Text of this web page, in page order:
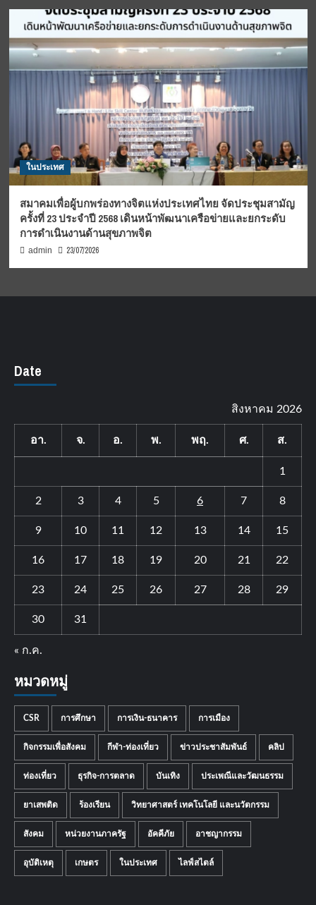
ในประเทศ
สมาคมเพื่อผู้บกพร่องทางจิตแห่งประเทศไทย จัดประชุมสามัญ
ครั้งที่ 23 ประจำปี 2568 เดินหน้าพัฒนาเครือข่ายและยกระดับ
การดำเนินงานด้านสุขภาพจิต
admin 23/07/2026
Date
สิงหาคม 2026
อา. จ. อ. พ. พฤ. ศ. ส.
1
2 3 4 5 6 7 8
9 10 11 12 13 14 15
16 17 18 19 20 21 22
23 24 25 26 27 28 29
30 31
« ก.ค.
หมวดหมู่
CSR การศึกษา การเงิน-ธนาคาร การเมือง
กิจกรรมเพื่อสังคม กีฬา-ท่องเที่ยว ข่าวประชาสัมพันธ์ คลิป
ท่องเที่ยว ธุรกิจ-การตลาด บันเทิง ประเพณีและวัฒนธรรม
ยาเสพติด ร้องเรียน วิทยาศาสตร์ เทคโนโลยี และนวัตกรรม
สังคม หน่วยงานภาครัฐ อัคคีภัย อาชญากรรม
อุบัติเหตุ เกษตร ในประเทศ ไลฟ์สไตล์